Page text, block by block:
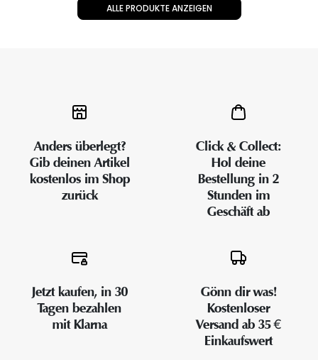
ALLE PRODUKTE ANZEIGEN
Anders überlegt?
Gib deinen Artikel
kostenlos im Shop
zurück
Click & Collect:
Hol deine
Bestellung in 2
Stunden im
Geschäft ab
Jetzt kaufen, in 30
Tagen bezahlen
mit Klarna
Gönn dir was!
Kostenloser
Versand ab 35 €
Einkaufswert